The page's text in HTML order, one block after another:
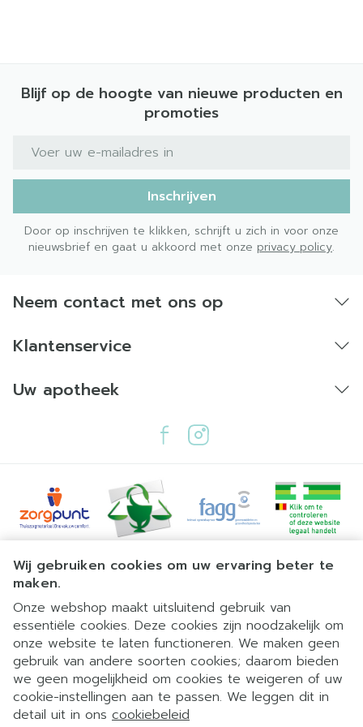
Wij gebruiken cookies om uw ervaring beter te
maken.
Onze webshop maakt uitsluitend gebruik van
essentiële cookies. Deze cookies zijn noodzakelijk om
onze website te laten functioneren. We maken geen
gebruik van andere soorten cookies; daarom bieden
we geen mogelijkheid om cookies te weigeren of uw
cookie-instellingen aan te passen. We leggen dit in
detail uit in ons cookiebeleid
Bij onvakkundig gebruik en eigenmachtig
aangebrachte veranderingen vervalt elke
Blijf op de hoogte van nieuwe producten en
promoties
E-mail adres
Inschrijven
Door op inschrijven te klikken, schrijft u zich in voor onze
nieuwsbrief en gaat u akkoord met onze privacy policy.
Neem contact met ons op
Klantenservice
Uw apotheek
Juridische links